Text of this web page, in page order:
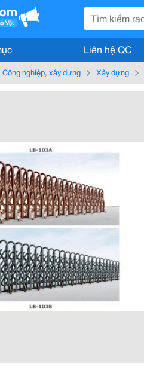
Liên hệ QC
Công nghiệp, xây dựng Xây dựng